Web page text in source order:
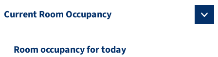
Current Room Occupancy
Room occupancy for today